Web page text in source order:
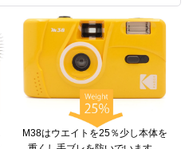
M38はウエイトを25％少し本体を